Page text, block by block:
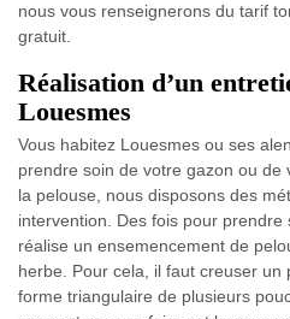
nous vous renseignerons du tarif
gratuit.
Réalisation d’un
Louesmes
Vous habitez Louesmes ou ses
prendre soin de votre gazon ou
la pelouse, nous disposons des
intervention. Des fois pour prendre
réalise un ensemencement de
herbe. Pour cela, il faut creuser un
forme triangulaire de plusieurs